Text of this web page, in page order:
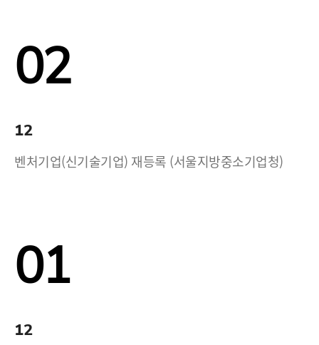
02
12
벤처기업(신기술기업) 재등록 (서울지방중소기업청)
01
12